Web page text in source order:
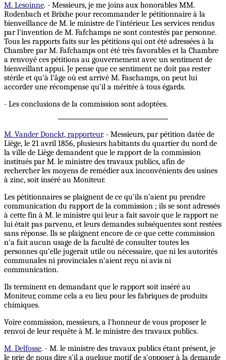
M. Lesoinne. - Messieurs, je me joins aux honorables MM.
Rodenbach et Brixhe pour recommander le pétitionnaire à la
bienveillance de M. le ministre de l'intérieur. Les services rendus
par l'invention de M. Fafchamps ne sont contestés par personne.
Tous les rapports faits sur les pétitions qui ont été adressées à la
Chambre par M. Fafchamps ont été très favorables et la Chambre
a renvoyé ces pétitions au gouvernement avec un sentiment de
bienveillant appui. Je pense que ce sentiment ne doit pas rester
stérile et qu'à l'âge où est arrivé M. Faschamps, on peut lui
accorder une récompense qu'il a méritée à tous égards.
- Les conclusions de la commission sont adoptées.
M. Vander Donckt, rapporteur. - Messieurs, par pétition datée de
Liège, le 21 avril 1856, plusieurs habitants du quartier du nord de
la ville de Liège demandent que le rapport de la commission
institués par M. le ministre des travaux publics, afin de
rechercher les moyens de remédier aux inconvénients des usines
à zinc, soit inséré au Moniteur.
Les pétitionnaires se plaignent de ce qu'ils n'aient pu prendre
communication du rapport de la commission ; ils se sont adressés
à cette fin à M. le ministre qui leur a fait savoir que le rapport ne
lui était pas parvenu, et leurs demandes subséquentes sont restées
sans réponse. Ils se plaignent encore de ce que cette commission
n'a fait aucun usage de la faculté de consulter toutes les
personnes qu'elle jugerait utile ou nécessaire, que ni les autorités
communales ni provinciales n'aient reçu ni avis ni
communication.
Ils terminent en demandant que le rapport soit inséré au
Moniteur, comme cela a eu lieu pour les fabriques de produits
chimiques.
Voire commission, messieurs, a l'honneur de vous proposer le
renvoi de leur requête à M. le ministre des travaux publics.
M. Delfosse. - M. le ministre des travaux publics étant présent, je
le prie de nous dire s'il a quelque motif de s'opposer à la demande